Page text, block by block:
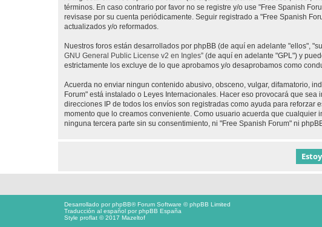
términos. En caso contrario por favor no se registre y/o use "Free Spanish
revisase por su cuenta periódicamente. Seguir registrado a "Free Spanish
actualizados y/o reformados.
Nuestros foros están desarrollados por phpBB (de aquí en adelante "ellos",
GNU General Public License v2 en Ingles” (de aquí en adelante "GPL") y
estrictamente los excluye de lo que aprobamos y/o desaprobamos como
Acuerda no enviar ningun contenido abusivo, obsceno, vulgar, difamatorio,
Forum" está instalado o Leyes Internacionales. Hacer eso provocará que
direcciones IP de todos los envíos son registradas como ayuda para
momento que lo creamos conveniente. Como usuario acuerda que
ninguna tercera parte sin su consentimiento, ni "Free Spanish Forum" ni
Desarrollado porphpBB® Forum Software © phpBB Limited
Traducción al español porphpBB España
Style proflat © 2017 Mazeltof